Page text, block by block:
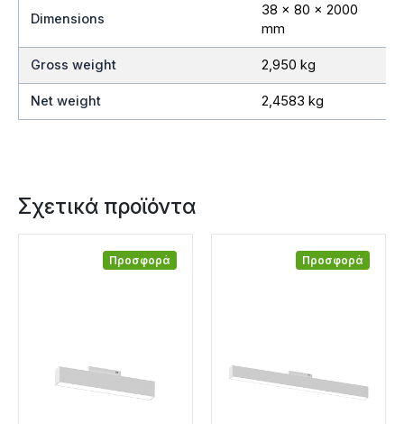
Dimensions
38 x 80 x 2000
mm
Gross weight 2,950 kg
Net weight 2,4583 kg
Σχετικά προϊόντα
Προσφορά Προσφορά